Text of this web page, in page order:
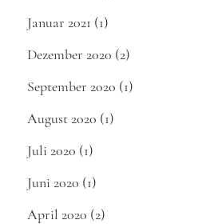
Januar 2021 (1)
Dezember 2020 (2)
September 2020 (1)
August 2020 (1)
Juli 2020 (1)
Juni 2020 (1)
April 2020 (2)